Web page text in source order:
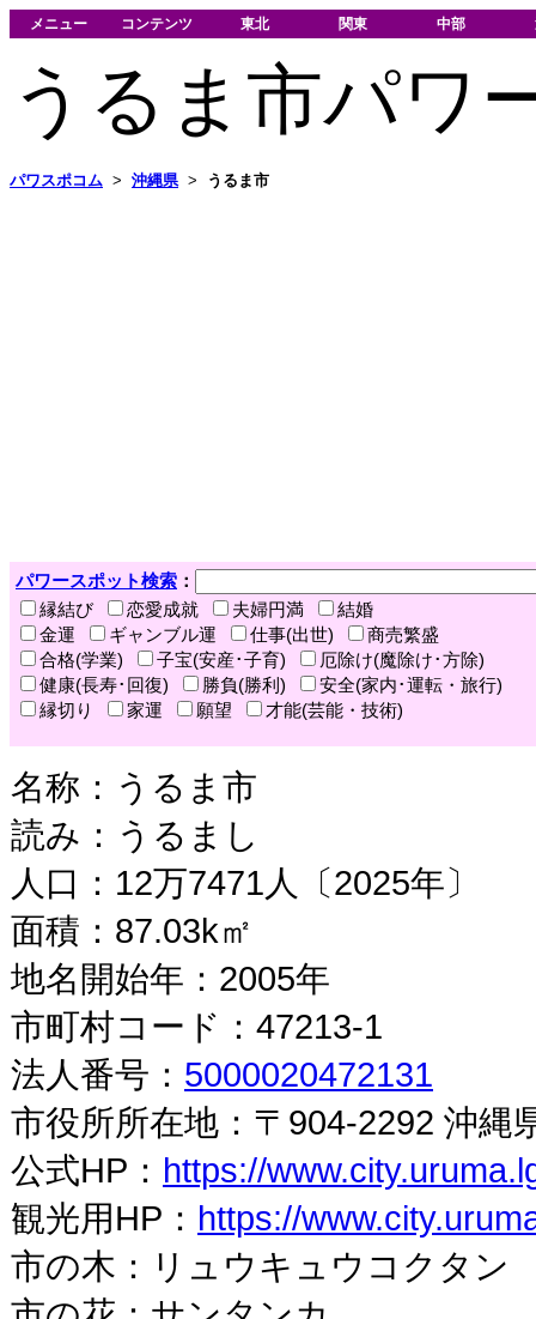
メニュー コンテンツ 東北 関東 中部
うるま市パワ
パワスポコム > 沖縄県 > うるま市
パワースポット検索 ：
縁結び
恋愛成就 夫婦円満
結婚
金運
ギャンブル運 仕事(出世)
商売繁盛
合格(学業)
子宝(安産･子育)
厄除け(魔除け･方除)
健康(長寿･回復)
勝負(勝利)
安全(家内･運転・旅行)
縁切り
家運 願望 才能(芸能・技術)
名称：うるま市
読み：うるまし
人口：12万7471人〔2025年〕
面積：87.03k㎡
地名開始年：2005年
市町村コード：47213-1
法人番号： 5000020472131
市役所所在地：〒904-2292 沖縄
公式HP： https://
観光用HP： https://
市の木：リュウキュウコクタン